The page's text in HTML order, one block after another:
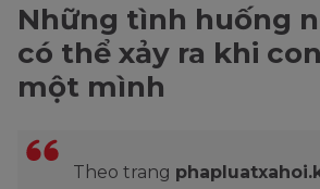
Những tình huống
có thể xảy ra khi
một mình
Theo trang